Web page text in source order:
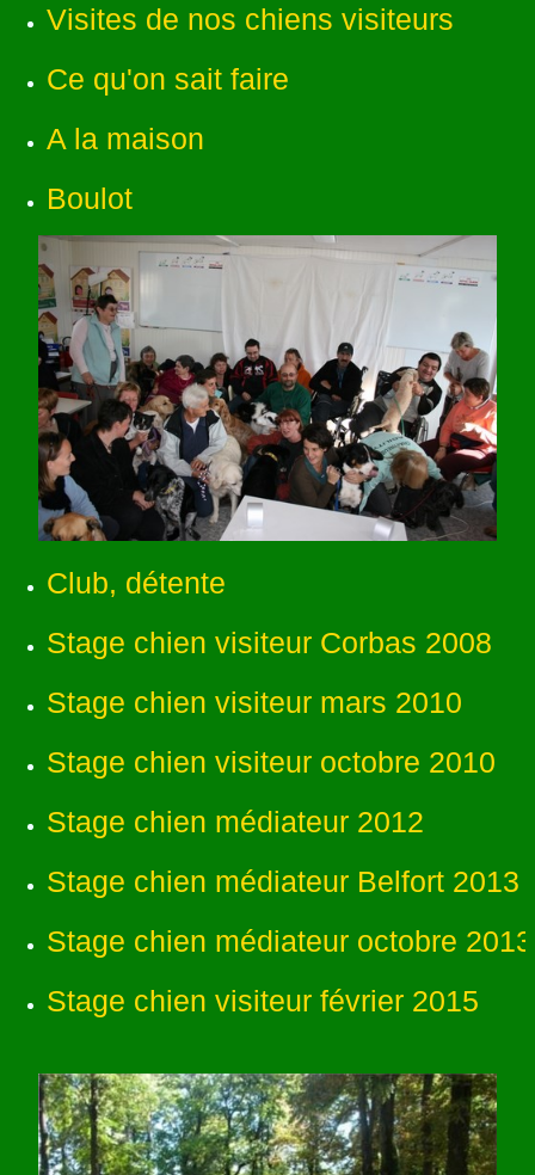
Visites de nos chiens visiteurs
Ce qu'on sait faire
A la maison
Boulot
Club, détente
Stage chien visiteur Corbas 2008
Stage chien visiteur mars 2010
Stage chien visiteur octobre 2010
Stage chien médiateur 2012
Stage chien médiateur Belfort 2013
Stage chien médiateur octobre 2013
Stage chien visiteur février 2015